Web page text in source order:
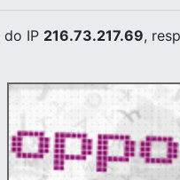
do IP 216.73.217.69,